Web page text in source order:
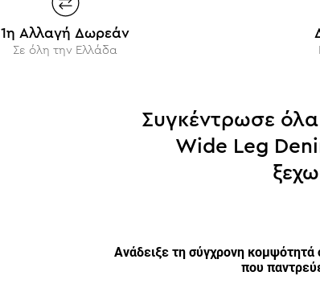
1η Αλλαγή Δωρεάν
Σε όλη την Ελλάδα
Συγκέντρωσε
Wide Leg
Ανάδειξε τη σύγχρονη
που